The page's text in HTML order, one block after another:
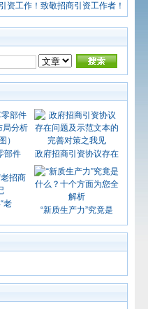
资工作！致敬招商引资工作者！
部件 政府招商引资协议存在
老
“新质生产力”究竟是